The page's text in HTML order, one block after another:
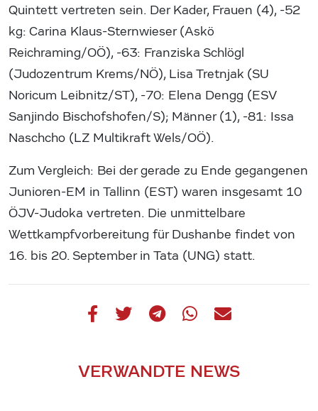
Quintett vertreten sein. Der Kader, Frauen (4), -52
kg: Carina Klaus-Sternwieser (Askö
Reichraming/OÖ), -63: Franziska Schlögl
(Judozentrum Krems/NÖ), Lisa Tretnjak (SU
Noricum Leibnitz/ST), -70: Elena Dengg (ESV
Sanjindo Bischofshofen/S); Männer (1), -81: Issa
Naschcho (LZ Multikraft Wels/OÖ).
Zum Vergleich: Bei der gerade zu Ende gegangenen
Junioren-EM in Tallinn (EST) waren insgesamt 10
ÖJV-Judoka vertreten. Die unmittelbare
Wettkampfvorbereitung für Dushanbe findet von
16. bis 20. September in Tata (UNG) statt.
VERWANDTE NEWS